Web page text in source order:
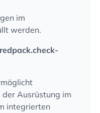
im
werden.
Ausrüstung im
integrierten